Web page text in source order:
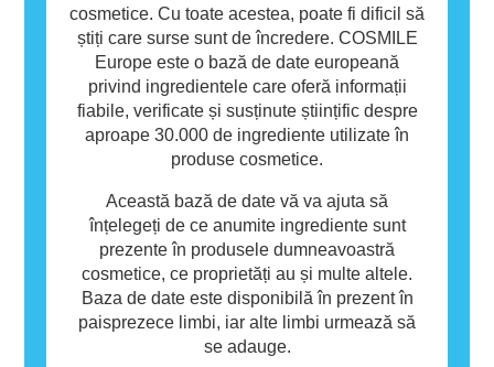
cosmetice. Cu toate acestea, poate fi dificil să
știți care surse sunt de încredere. COSMILE
Europe este o bază de date europeană
privind ingredientele care oferă informații
fiabile, verificate și susținute științific despre
aproape 30.000 de ingrediente utilizate în
produse cosmetice.
Această bază de date vă va ajuta să
înțelegeți de ce anumite ingrediente sunt
prezente în produsele dumneavoastră
cosmetice, ce proprietăți au și multe altele.
Baza de date este disponibilă în prezent în
paisprezece limbi, iar alte limbi urmează să
se adauge.